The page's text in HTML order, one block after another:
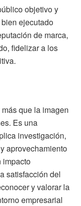
objetivo y
ejecutado
de marca,
fidelizar a los
que la imagen
Es una
investigación,
aprovechamiento
impacto
satisfacción del
y valorar la
empresarial